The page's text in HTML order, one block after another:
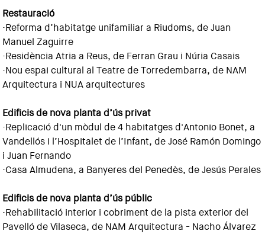
Restauració
·Reforma d’habitatge unifamiliar a Riudoms, de Juan
Manuel Zaguirre
·Residència Atria a Reus, de Ferran Grau i Núria Casais
·Nou espai cultural al Teatre de Torredembarra, de NAM
Arquitectura i NUA arquitectures
Edificis de nova planta d’ús privat
·Replicació d'un mòdul de 4 habitatges d'Antonio Bonet, a
Vandellós i l’Hospitalet de l’Infant, de José Ramón Domingo
i Juan Fernando
·Casa Almudena, a Banyeres del Penedès, de Jesús Perales
Edificis de nova planta d’ús públic
·Rehabilitació interior i cobriment de la pista exterior del
Pavelló de Vilaseca, de NAM Arquitectura - Nacho Álvarez